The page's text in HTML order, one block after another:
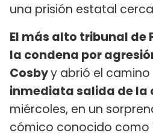
una prisión estatal
El más alto tribunal de
la condena por
Cosbyy abrió el
inmediata salida de la
miércoles, en un
cómico conocido como